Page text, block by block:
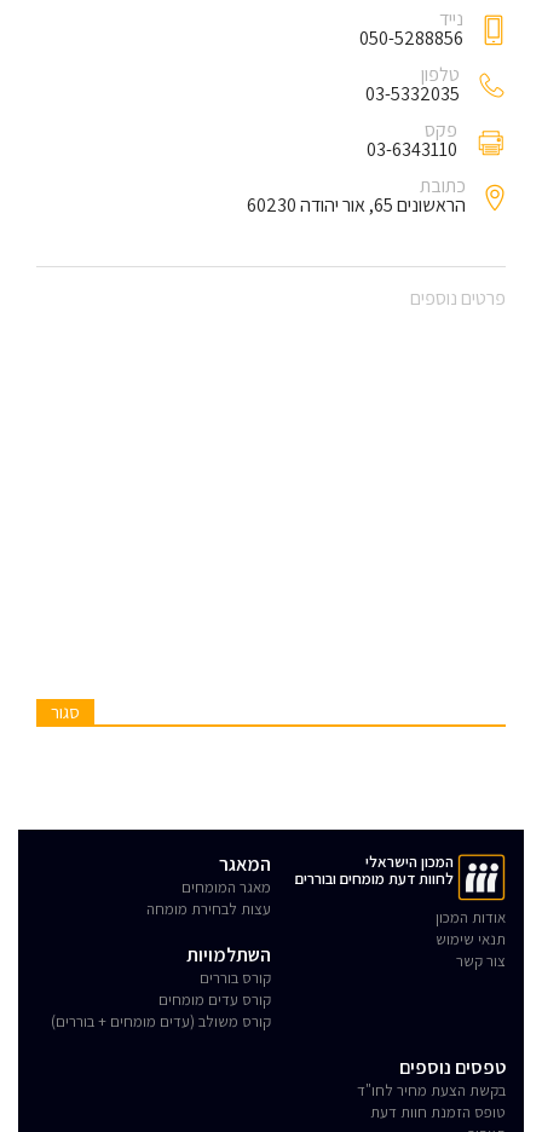
נייד
050-5288856
טלפון
03-5332035
פקס
03-6343110
כתובת
הראשונים 65, אור יהודה 60230
פרטים נוספים
סגור
המכון הישראלי
לחוות דעת מומחים ובוררים
אודות המכון
תנאי שימוש
צור קשר
המאגר
מאגר המומחים
עצות לבחירת מומחה
השתלמויות
קורס בוררים
קורס עדים מומחים
קורס משולב (עדים מומחים + בוררים)
טפסים נוספים
בקשת הצעת מחיר לחו"ד
טופס הזמנת חוות דעת